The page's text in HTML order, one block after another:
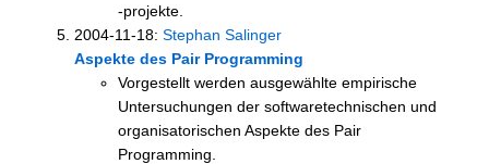
-projekte.
2004-11-18: Stephan Salinger
Aspekte des Pair Programming
Vorgestellt werden ausgewählte empirische
Untersuchungen der softwaretechnischen und
organisatorischen Aspekte des Pair
Programming.